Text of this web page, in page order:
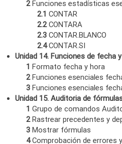
2Funciones estadísticas
2.1 CONTAR
2.2CONTARA
2.3 CONTAR.BLANCO
2.4CONTAR.SI
Unidad 14. Funciones de fecha
1 Formato fecha y hora
2Funciones esenciales
3 Funciones esenciales
Unidad 15. Auditoria de
1 Grupo de comandos
2Rastrear precedentes y
3 Mostrar fórmulas
4Comprobación de errores